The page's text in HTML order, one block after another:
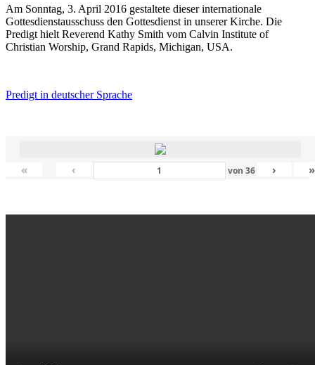
Am Sonntag, 3. April 2016 gestaltete dieser internationale
Gottesdienstausschuss den Gottesdienst in unserer Kirche. Die
Predigt hielt Reverend Kathy Smith vom Calvin Institute of
Christian Worship, Grand Rapids, Michigan, USA.
Predigt in deutscher Sprache
« ‹ von 36 › »